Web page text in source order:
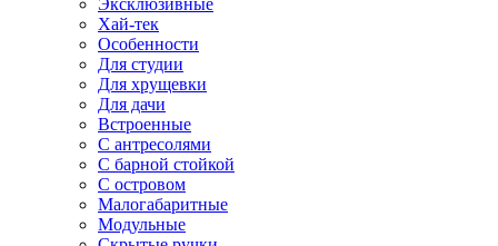
Эксклюзивные
Хай-тек
Особенности
Для студии
Для хрущевки
Для дачи
Встроенные
С антресолями
С барной стойкой
С островом
Малогабаритные
Модульные